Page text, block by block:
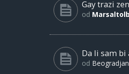
Gay trazi
od
Da li sam
od